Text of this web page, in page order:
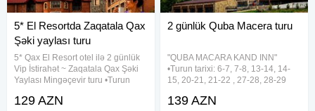
5* El Resortda Zaqatala Qax
Şəki yaylası turu
5* Qax El Resort otel ilə 2 günlük
Vip İstirahət ~ Zaqatala Qax Şəki
Yaylası Mingəçevir turu •Turun
19-20, 22-23, 26-27, 29-30 Avqust
129 AZN
2 günlük Quba Macera turu
"QUBA MACARA KAND INN"
•Turun tarixi: 6-7, 7-8, 13-14, 14-
15, 20-21, 21-22 , 27-28, 28-29
Lake Park - Kand Inn - Təngəaltı
139 AZN